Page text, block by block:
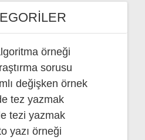
örneği
sorusu
değişken örnek
tez yazmak
tezi yazmak
yazı örneği